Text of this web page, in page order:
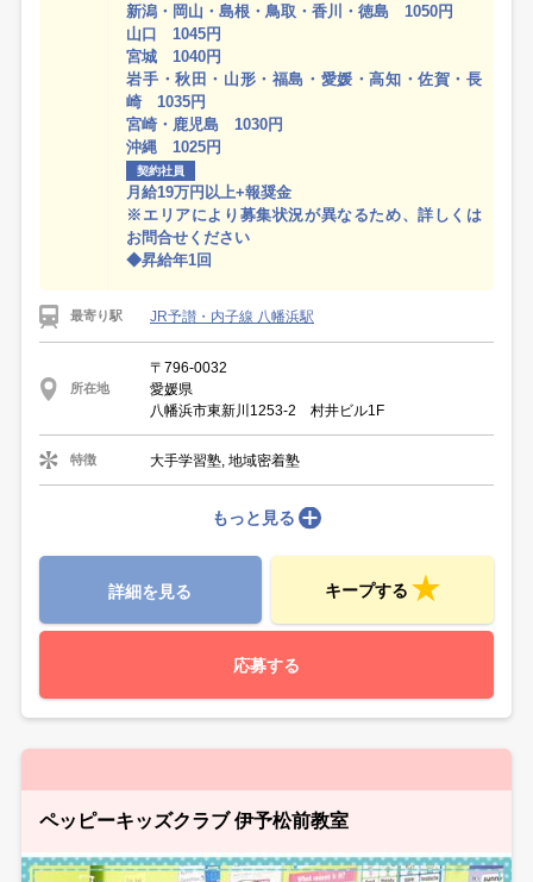
新潟・岡山・島根・鳥取・香川・徳島 1050円
山口 1045円
宮城 1040円
岩手・秋田・山形・福島・愛媛・高知・佐賀・長
崎 1035円
宮崎・鹿児島 1030円
沖縄 1025円
契約社員
月給19万円以上+報奨金
※エリアにより募集状況が異なるため、詳しくは
お問合せください
◆昇給年1回
最寄り駅 JR予讃・内子線 八幡浜駅
所在地
〒796-0032
愛媛県
八幡浜市東新川1253-2 村井ビル1F
特徴 大手学習塾, 地域密着塾
もっと見る
詳細を見る キープする
応募する
ペッピーキッズクラブ 伊予松前教室